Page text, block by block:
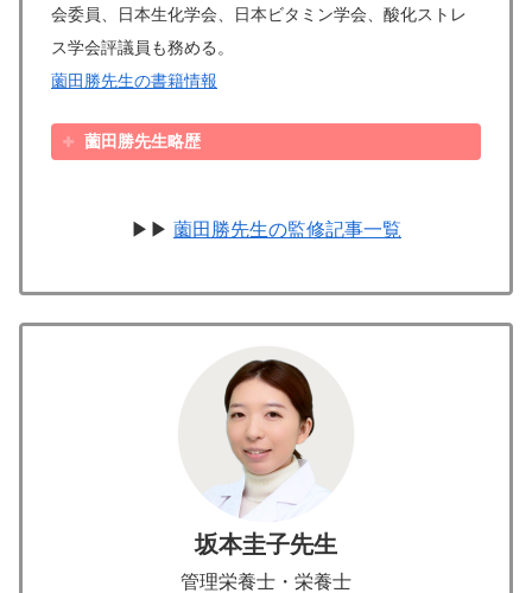
会委員、日本生化学会、日本ビタミン学会、酸化ストレ
ス学会評議員も務める。
薗田勝先生の書籍情報
薗田勝先生略歴
▶▶ 薗田勝先生の監修記事一覧
坂本圭子先生
管理栄養士・栄養士